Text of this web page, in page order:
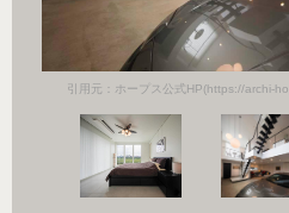
引用元：ホープス公式HP(https://archi-